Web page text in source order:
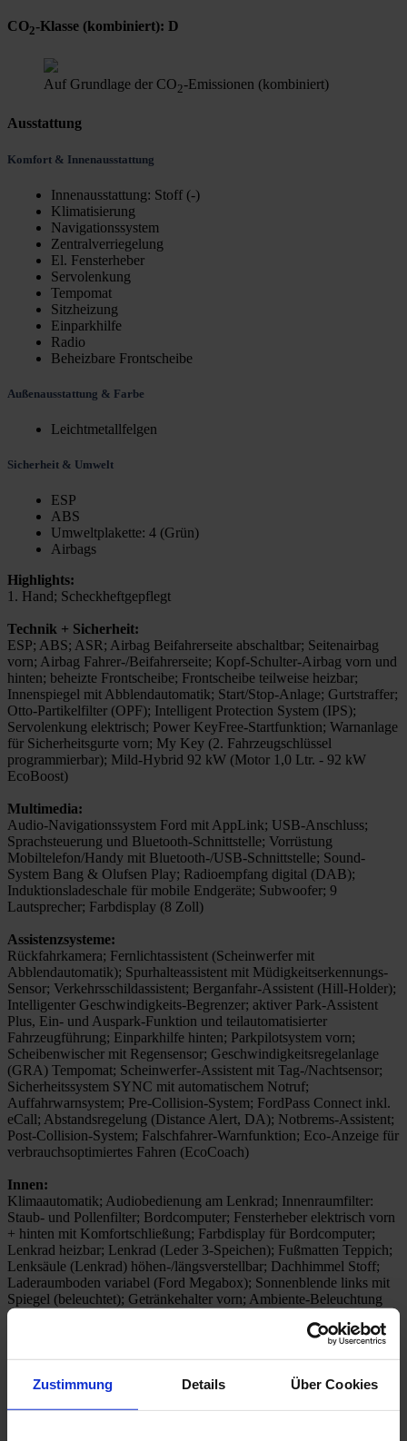
Zustimmung Details Über Cookies
CO2-Klasse (kombiniert): D
Auf Grundlage der CO2-Emissionen (kombiniert)
Ausstattung
Komfort & Innenausstattung
Innenausstattung: Stoff (-)
Klimatisierung
Navigationssystem
Zentralverriegelung
El. Fensterheber
Servolenkung
Tempomat
Sitzheizung
Einparkhilfe
Radio
Beheizbare Frontscheibe
Außenausstattung & Farbe
Leichtmetallfelgen
Sicherheit & Umwelt
ESP
ABS
Umweltplakette: 4 (Grün)
Airbags
Highlights:
1. Hand; Scheckheftgepflegt
Technik + Sicherheit:
ESP; ABS; ASR; Airbag Beifahrerseite abschaltbar; Seitenairbag
vorn; Airbag Fahrer-/Beifahrerseite; Kopf-Schulter-Airbag vorn und
hinten; beheizte Frontscheibe; Frontscheibe teilweise heizbar;
Innenspiegel mit Abblendautomatik; Start/Stop-Anlage; Gurtstraffer;
Otto-Partikelfilter (OPF); Intelligent Protection System (IPS);
Servolenkung elektrisch; Power KeyFree-Startfunktion; Warnanlage
für Sicherheitsgurte vorn; My Key (2. Fahrzeugschlüssel
programmierbar); Mild-Hybrid 92 kW (Motor 1,0 Ltr. - 92 kW
EcoBoost)
Multimedia:
Audio-Navigationssystem Ford mit AppLink; USB-Anschluss;
Sprachsteuerung und Bluetooth-Schnittstelle; Vorrüstung
Mobiltelefon/Handy mit Bluetooth-/USB-Schnittstelle; Sound-
System Bang & Olufsen Play; Radioempfang digital (DAB);
Induktionsladeschale für mobile Endgeräte; Subwoofer; 9
Lautsprecher; Farbdisplay (8 Zoll)
Assistenzsysteme:
Rückfahrkamera; Fernlichtassistent (Scheinwerfer mit
Abblendautomatik); Spurhalteassistent mit Müdigkeitserkennungs-
Sensor; Verkehrsschildassistent; Berganfahr-Assistent (Hill-Holder);
Intelligenter Geschwindigkeits-Begrenzer; aktiver Park-Assistent
Plus, Ein- und Auspark-Funktion und teilautomatisierter
Fahrzeugführung; Einparkhilfe hinten; Parkpilotsystem vorn;
Scheibenwischer mit Regensensor; Geschwindigkeitsregelanlage
(GRA) Tempomat; Scheinwerfer-Assistent mit Tag-/Nachtsensor;
Sicherheitssystem SYNC mit automatischem Notruf;
Auffahrwarnsystem; Pre-Collision-System; FordPass Connect inkl.
eCall; Abstandsregelung (Distance Alert, DA); Notbrems-Assistent;
Post-Collision-System; Falschfahrer-Warnfunktion; Eco-Anzeige für
verbrauchsoptimiertes Fahren (EcoCoach)
Innen:
Klimaautomatik; Audiobedienung am Lenkrad; Innenraumfilter:
Staub- und Pollenfilter; Bordcomputer; Fensterheber elektrisch vorn
+ hinten mit Komfortschließung; Farbdisplay für Bordcomputer;
Lenkrad heizbar; Lenkrad (Leder 3-Speichen); Fußmatten Teppich;
Lenksäule (Lenkrad) höhen-/längsverstellbar; Dachhimmel Stoff;
Laderaumboden variabel (Ford Megabox); Sonnenblende links mit
Spiegel (beleuchtet); Getränkehalter vorn; Ambiente-Beleuchtung
vorn (LED); Sonnenblende rechts mit Spiegel (beleuchtet)
Sitzheizung vorn; Mittelkonsole mit Armlehne; Mittelarmlehne vorn
mit Staufach und 12V-Anschluß; Lendenwirbelstütze Sitz vorn
links; Sitze vorn höhenverstellbar; Sportsitze vorn; Rücksitzlehne
geteilt/klappbar (60:40); Isofix-Aufnahmen für Kindersitz